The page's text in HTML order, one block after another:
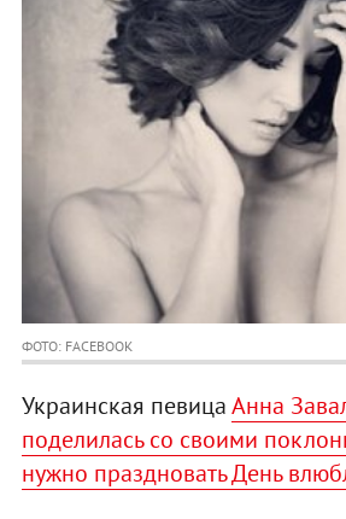
ФОТО: FACEBOOK
Украинская певицаАнна
поделилась со своими
нужно праздновать День